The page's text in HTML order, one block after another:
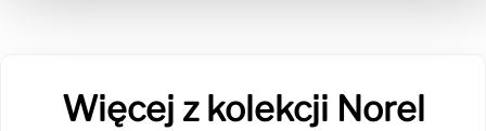
Więcej z kolekcji Norel